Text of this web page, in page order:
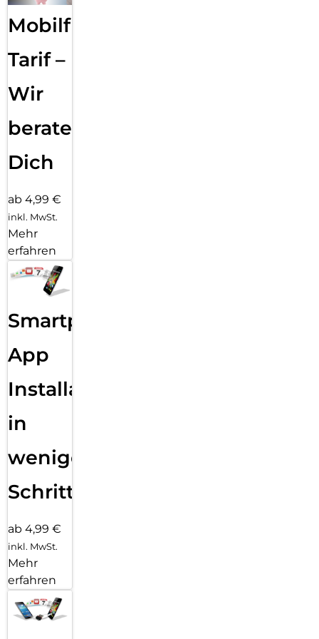
Mobilfunk
Tarif –
Wir
beraten
Dich
ab 4,99 €
inkl. MwSt.
Mehr
erfahren
Smartphone
App
Installation
in
wenigen
Schritten
ab 4,99 €
inkl. MwSt.
Mehr
erfahren